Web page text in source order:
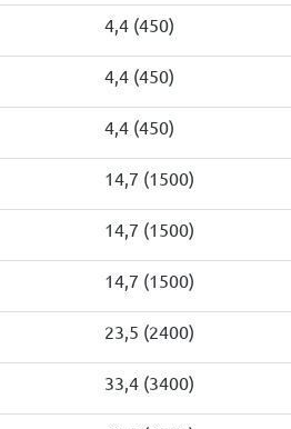
4,4 (450)
4,4 (450)
4,4 (450)
14,7 (1500)
14,7 (1500)
14,7 (1500)
23,5 (2400)
33,4 (3400)